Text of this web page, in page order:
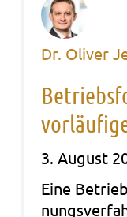
Dr. Oliver
3. August
Eine